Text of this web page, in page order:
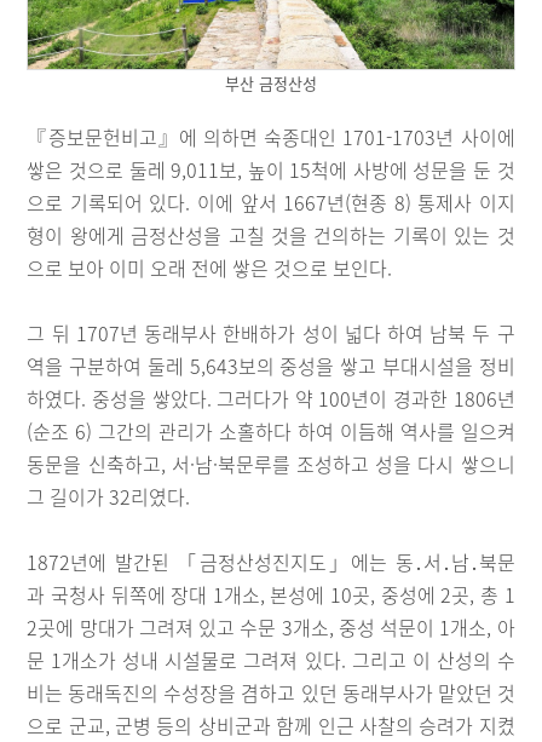
부산 금정산성
『증보문헌비고』에 의하면 숙종대인 1701-1703년 사이에
쌓은 것으로 둘레 9,011보, 높이 15척에 사방에 성문을 둔 것
으로 기록되어 있다. 이에 앞서 1667년(현종 8) 통제사 이지
형이 왕에게 금정산성을 고칠 것을 건의하는 기록이 있는 것
으로 보아 이미 오래 전에 쌓은 것으로 보인다.
그 뒤 1707년 동래부사 한배하가 성이 넓다 하여 남북 두 구
역을 구분하여 둘레 5,643보의 중성을 쌓고 부대시설을 정비
하였다. 중성을 쌓았다. 그러다가 약 100년이 경과한 1806년
(순조 6) 그간의 관리가 소홀하다 하여 이듬해 역사를 일으켜
동문을 신축하고, 서·남·북문루를 조성하고 성을 다시 쌓으니
그 길이가 32리였다.
1872년에 발간된 「금정산성진지도」에는 동․서․남․북문
과 국청사 뒤쪽에 장대 1개소, 본성에 10곳, 중성에 2곳, 총 1
2곳에 망대가 그려져 있고 수문 3개소, 중성 석문이 1개소, 아
문 1개소가 성내 시설물로 그려져 있다. 그리고 이 산성의 수
비는 동래독진의 수성장을 겸하고 있던 동래부사가 맡았던 것
으로 군교, 군병 등의 상비군과 함께 인근 사찰의 승려가 지켰